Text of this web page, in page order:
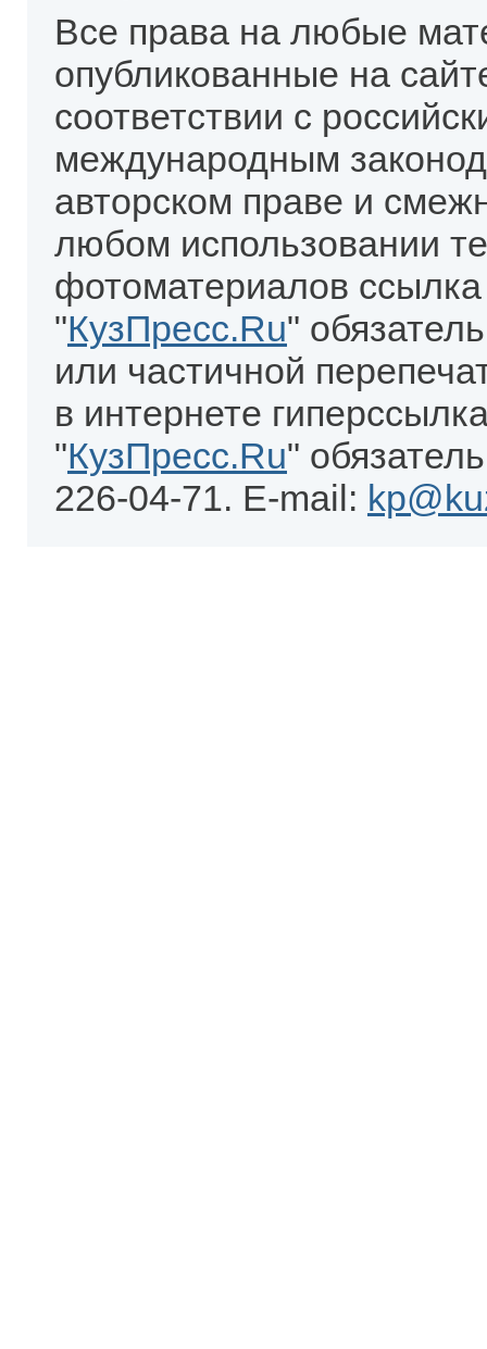
Все права на любые
опубликованные на
соответствии с
международным
авторском праве и
любом использовании
фотоматериалов
"КузПресс.Ru"
или частичной
в интернете
"КузПресс.Ru"
226-04-71. E-mail: